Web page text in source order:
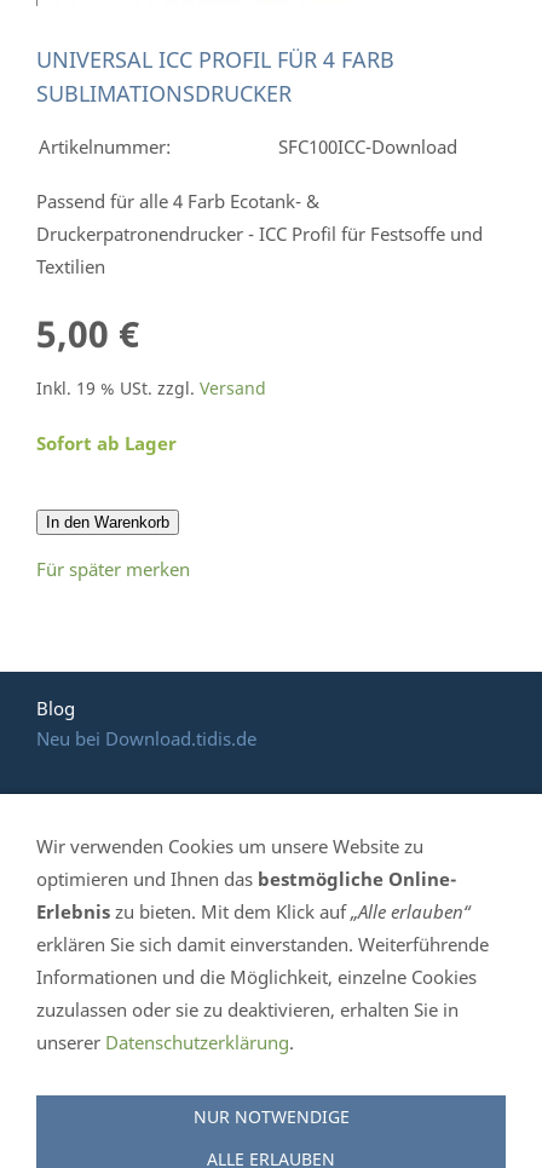
UNIVERSAL ICC PROFIL FÜR 4 FARB
SUBLIMATIONSDRUCKER
Artikelnummer: SFC100ICC-Download
Passend für alle 4 Farb Ecotank- &
Druckerpatronendrucker - ICC Profil für Festsoffe und
Textilien
5,00 €
Inkl. 19 % USt. zzgl. Versand
Sofort ab Lager
In den Warenkorb
Für später merken
Blog
Neu bei Download.tidis.de
HOTLINE: (035 365)
639 061
TiDis Handelshaus - Mittelstr. 4 in 04895 Falkenberg /
Elster - Telefon 035 365-639 061- eMail info@tidis.de -
AGB- Wiederrufsrecht
Datenschutz-Retouren/Rückgaben
Wir verwenden Cookies um unsere Website zu
optimieren und Ihnen das bestmögliche Online-
Erlebnis zu bieten. Mit dem Klick auf„Alle erlauben“
erklären Sie sich damit einverstanden. Weiterführende
Informationen und die Möglichkeit, einzelne Cookies
zuzulassen oder sie zu deaktivieren, erhalten Sie in
unserer Datenschutzerklärung.
NUR NOTWENDIGE
ALLE ERLAUBEN